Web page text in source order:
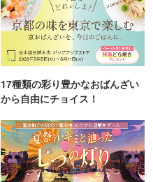
17種類の彩り豊かなおばんざい
から自由にチョイス！